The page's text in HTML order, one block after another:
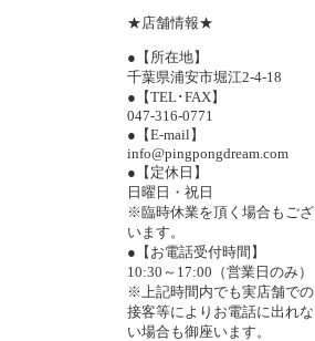
★店舗情報★
●【所在地】
千葉県浦安市堀江2-4-18
●【TEL･FAX】
047-316-0771
●【E-mail】
info@pingpongdream.com
●【定休日】
日曜日・祝日
※臨時休業を頂く場合もござ
います。
●【お電話受付時間】
10:30～17:00（営業日のみ）
※上記時間内でも実店舗での
接客等によりお電話に出れな
い場合も御座います。